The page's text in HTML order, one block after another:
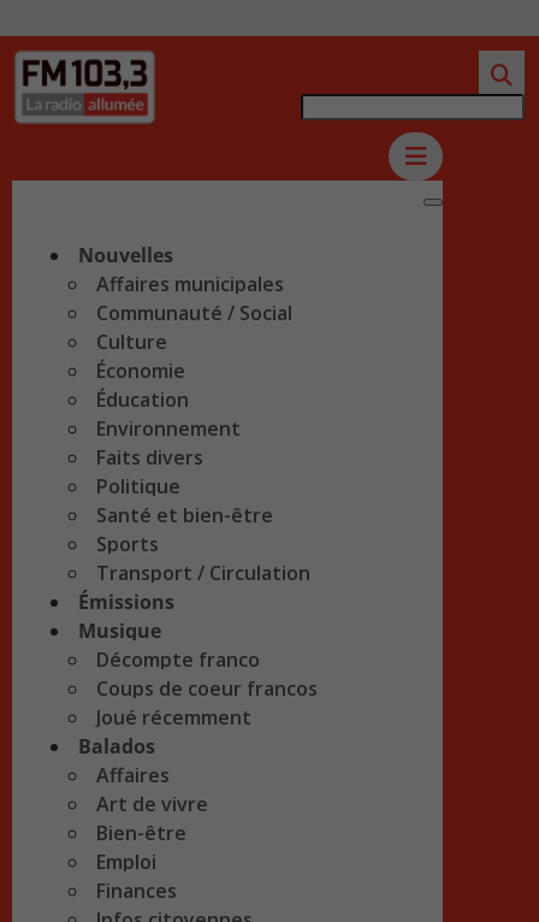
Nouvelles
Affaires municipales
Communauté / Social
Culture
Économie
Éducation
Environnement
Faits divers
Politique
Santé et bien-être
Sports
Transport / Circulation
Émissions
Musique
Décompte franco
Coups de coeur francos
Joué récemment
Balados
Affaires
Art de vivre
Bien-être
Emploi
Finances